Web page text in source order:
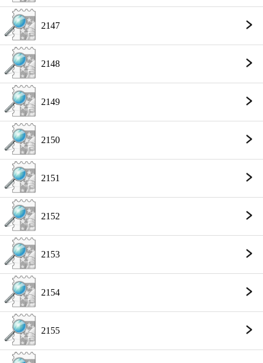
2147
2148
2149
2150
2151
2152
2153
2154
2155